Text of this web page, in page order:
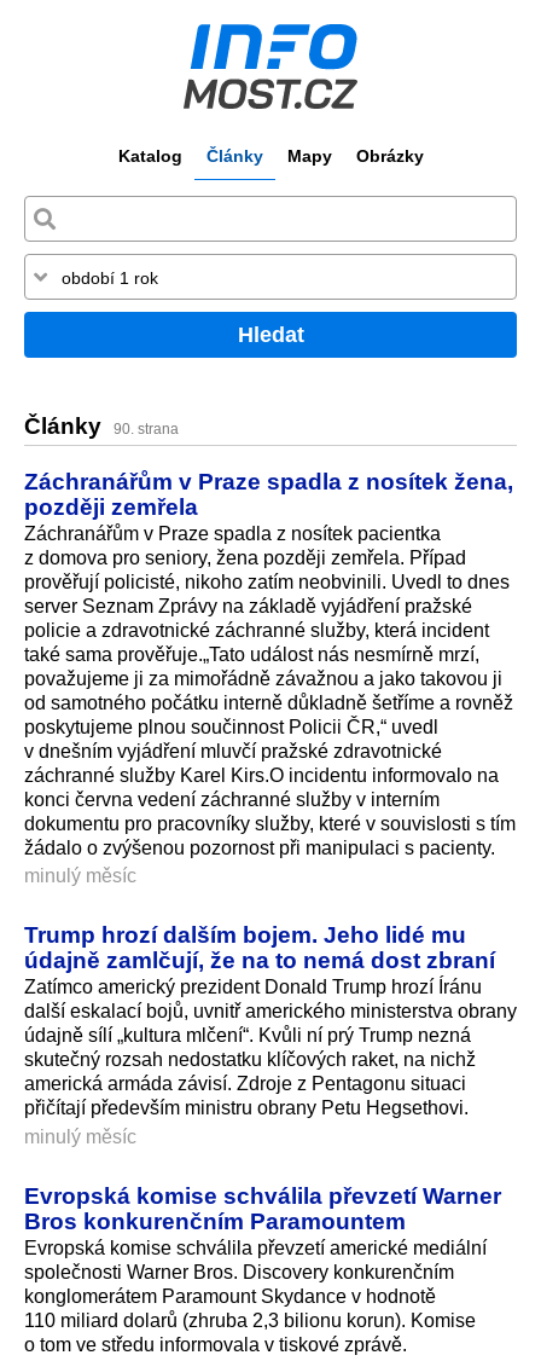
Katalog Články Mapy Obrázky
Hledat
Články 90. strana
Záchranářům v Praze spadla z nosítek žena,
později zemřela
Záchranářům v Praze spadla z nosítek pacientka
z domova pro seniory, žena později zemřela. Případ
prověřují policisté, nikoho zatím neobvinili. Uvedl to dnes
server Seznam Zprávy na základě vyjádření pražské
policie a zdravotnické záchranné služby, která incident
také sama prověřuje.„Tato událost nás nesmírně mrzí,
považujeme ji za mimořádně závažnou a jako takovou ji
od samotného počátku interně důkladně šetříme a rovněž
poskytujeme plnou součinnost Policii ČR,“ uvedl
v dnešním vyjádření mluvčí pražské zdravotnické
záchranné služby Karel Kirs.O incidentu informovalo na
konci června vedení záchranné služby v interním
dokumentu pro pracovníky služby, které v souvislosti s tím
žádalo o zvýšenou pozornost při manipulaci s pacienty.
minulý měsíc
Trump hrozí dalším bojem. Jeho lidé mu
údajně zamlčují, že na to nemá dost zbraní
Zatímco americký prezident Donald Trump hrozí Íránu
další eskalací bojů, uvnitř amerického ministerstva obrany
údajně sílí „kultura mlčení“. Kvůli ní prý Trump nezná
skutečný rozsah nedostatku klíčových raket, na nichž
americká armáda závisí. Zdroje z Pentagonu situaci
přičítají především ministru obrany Petu Hegsethovi.
minulý měsíc
Evropská komise schválila převzetí Warner
Bros konkurenčním Paramountem
Evropská komise schválila převzetí americké mediální
společnosti Warner Bros. Discovery konkurenčním
konglomerátem Paramount Skydance v hodnotě
110 miliard dolarů (zhruba 2,3 bilionu korun). Komise
o tom ve středu informovala v tiskové zprávě.